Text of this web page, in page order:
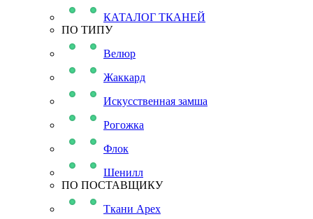
КАТАЛОГ ТКАНЕЙ
ПО ТИПУ
Велюр
Жаккард
Искусственная замша
Рогожка
Флок
Шенилл
ПО ПОСТАВЩИКУ
Ткани Apex